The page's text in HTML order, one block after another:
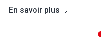
En savoir plus